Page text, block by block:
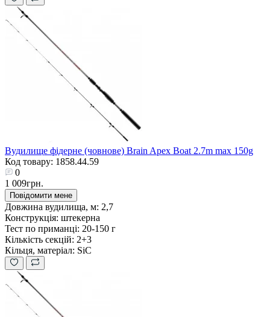
Вудилище фідерне (човнове) Brain Apex Boat 2.7m max 150g
Код товару: 1858.44.59
0
1 009грн.
Повідомити мене
Довжина вудилища, м: 2,7
Конструкція: штекерна
Тест по приманці: 20-150 г
Кількість секцій: 2+3
Кільця, матеріал: SiC